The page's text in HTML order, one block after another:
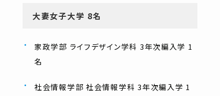
大妻女子大学 8名
家政学部 ライフデザイン学科 3年次編入学 1
名
社会情報学部 社会情報学科 3年次編入学 1